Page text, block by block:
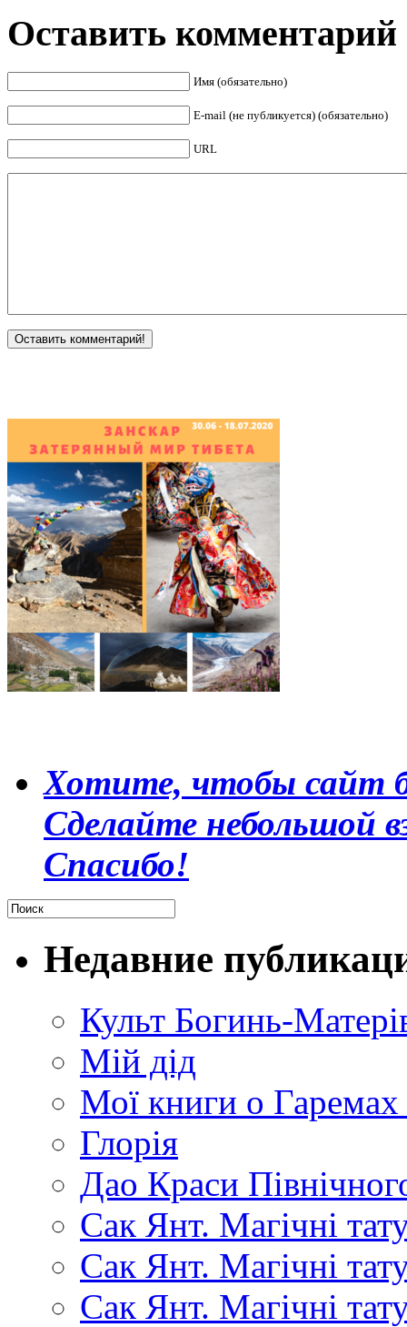
Оставить комментарий
Имя (обязательно)
E-mail (не публикуется) (обязательно)
URL
Хотите, чтобы сайт
Сделайте небольшой
Спасибо!
Недавние
Культ Богинь-
Мій дід
Мої книги о
Глорія
Дао Краси
Сак Янт. Магічні
Сак Янт. Магічні
Сак Янт. Магічні